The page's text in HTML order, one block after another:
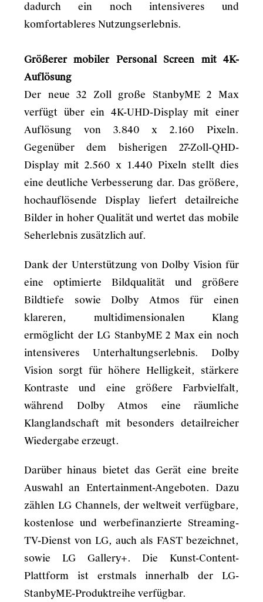
dadurch ein noch intensiveres und
komfortableres Nutzungserlebnis.
Größerer mobiler Personal Screen mit 4K-
Auflösung
Der neue 32 Zoll große StanbyME 2 Max
verfügt über ein 4K-UHD-Display mit einer
Auflösung von 3.840 x 2.160 Pixeln.
Gegenüber dem bisherigen 27-Zoll-QHD-
Display mit 2.560 x 1.440 Pixeln stellt dies
eine deutliche Verbesserung dar. Das größere,
hochauflösende Display liefert detailreiche
Bilder in hoher Qualität und wertet das mobile
Seherlebnis zusätzlich auf.
Dank der Unterstützung von Dolby Vision für
eine optimierte Bildqualität und größere
Bildtiefe sowie Dolby Atmos für einen
klareren, multidimensionalen Klang
ermöglicht der LG StanbyME 2 Max ein noch
intensiveres Unterhaltungserlebnis. Dolby
Vision sorgt für höhere Helligkeit, stärkere
Kontraste und eine größere Farbvielfalt,
während Dolby Atmos eine räumliche
Klanglandschaft mit besonders detailreicher
Wiedergabe erzeugt.
Darüber hinaus bietet das Gerät eine breite
Auswahl an Entertainment-Angeboten. Dazu
zählen LG Channels, der weltweit verfügbare,
kostenlose und werbefinanzierte Streaming-
TV-Dienst von LG, auch als FAST bezeichnet,
sowie LG Gallery+. Die Kunst-Content-
Plattform ist erstmals innerhalb der LG-
StanbyME-Produktreihe verfügbar.